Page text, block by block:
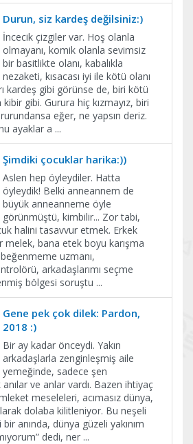
Durun, siz kardeş değilsiniz:)
İncecik çizgiler var. Hoş olanla
olmayanı, komik olanla sevimsiz
bir basitlikte olanı, kabalıkla
nezaketi, kısacası iyi ile kötü olanı
kardeş gibi görünse de, biri kötü
gibi. Gurura hiç kızmayız, biri
eğer, ne yapsın deriz.
ayaklar a ...
Şimdiki çocuklar harika:))
Aslen hep öyleydiler. Hatta
öyleydik! Belki anneannem de
büyük anneanneme öyle
görünmüştü, kimbilir... Zor tabi,
halini tasavvur etmek. Erkek
melek, bana etek boyu karışma
uzmanı,
arkadaşlarımı seçme
bölgesi soruştu ...
Gene pek çok dilek: Pardon,
2018 :)
Bir ay kadar önceydi. Yakın
arkadaşlarla zenginleşmiş aile
yemeğinde, sadece şen
ve anlar vardı. Bazen ihtiyaç
meseleleri, acımasız dünya,
dolaba kilitleniyor. Bu neşeli
anında, dünya güzeli yakınım
dedi, ner ...